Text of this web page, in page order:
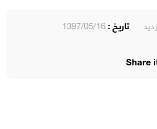
تاریخ :1397/05/16